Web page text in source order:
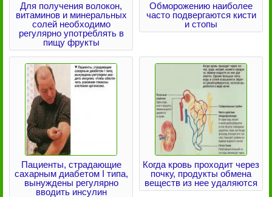
Для получения волокон,
витаминов и минеральных
солей необходимо
регулярно употреблять в
пищу фрукты
Обморожению наиболее
часто подвергаются кисти
и стопы
Пациенты, страдающие
сахарным диабетом I типа,
вынуждены регулярно
вводить инсулин
Когда кровь проходит через
почку, продукты обмена
веществ из нее удаляются